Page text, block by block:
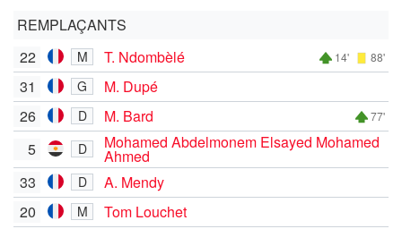
REMPLAÇANTS
22
M T. Ndombèlé 14' 88'
31 G
M. Dupé
26
D M. Bard 77'
5 D Mohamed Abdelmonem Elsayed Mohamed
Ahmed
33
D
A. Mendy
20
M
Tom Louchet